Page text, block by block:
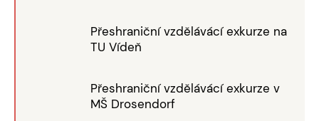
Přeshraniční vzdělávácí exkurze na
TU Vídeň
Přeshraniční vzdělávácí exkurze v
MŠ Drosendorf